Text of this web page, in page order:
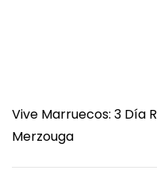
Vive Marruecos: 3 Día
Merzouga